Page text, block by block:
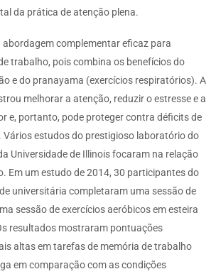
da prática de atenção plena.
abordagem complementar eficaz para
trabalho, pois combina os benefícios do
e do pranayama (exercícios respiratórios). A
melhorar a atenção, reduzir o estresse e a
e, portanto, pode proteger contra déficits de
Vários estudos do prestigioso laboratório do
Universidade de Illinois focaram na relação
Em um estudo de 2014, 30 participantes do
universitária completaram uma sessão de
sessão de exercícios aeróbicos em esteira
resultados mostraram pontuações
altas em tarefas de memória de trabalho
em comparação com as condições